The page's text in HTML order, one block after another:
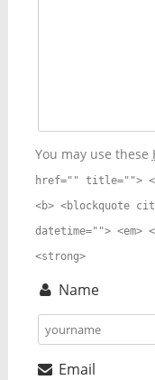
You may use these
href="" title="">
<b> <blockquote
datetime="">
<strong>
Name
Email